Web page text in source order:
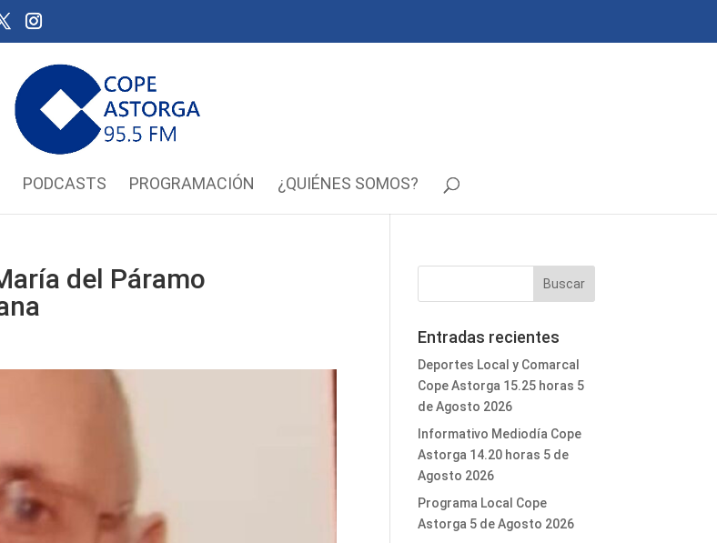
PODCASTS PROGRAMACIÓN ¿QUIÉNES SOMOS?
del Páramo
Entradas recientes
Deportes Local y Comarcal
Cope Astorga 15.25 horas 5
de Agosto 2026
Informativo Mediodía Cope
Astorga 14.20 horas 5 de
Agosto 2026
Programa Local Cope
Astorga 5 de Agosto 2026